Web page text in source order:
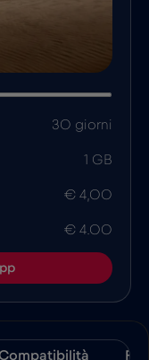
30 giorni
1 GB
€ 4,00
€ 4.00